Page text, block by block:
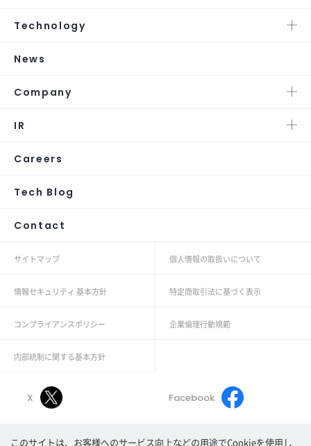
このサイトは、お客様へのサービス向上などの用途でCookieを使用し
Technology
News
Company
IR
Careers
Tech Blog
Contact
サイトマップ 個人情報の取扱いについて
情報セキュリティ 基本方針 特定商取引法に基づく表示
コンプライアンスポリシー 企業倫理行動規範
内部統制に関する基本方針
X Facebook